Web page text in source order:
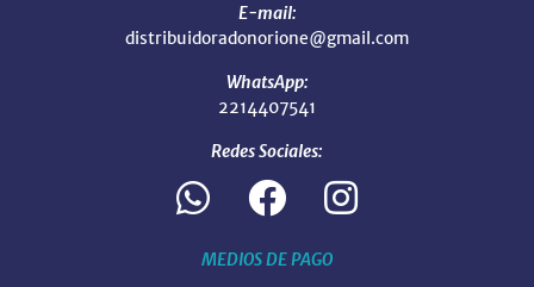
E-mail:
distribuidoradonorione@gmail.com
WhatsApp:
2214407541
Redes Sociales:
MEDIOS DE PAGO